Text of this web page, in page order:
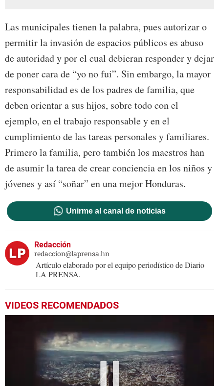
Las municipales tienen la palabra, pues autorizar o
permitir la invasión de espacios públicos es abuso
de autoridad y por el cual debieran responder y dejar
de poner cara de “yo no fui”. Sin embargo, la mayor
responsabilidad es de los padres de familia, que
deben orientar a sus hijos, sobre todo con el
ejemplo, en el trabajo responsable y en el
cumplimiento de las tareas personales y familiares.
Primero la familia, pero también los maestros han
de asumir la tarea de crear conciencia en los niños y
jóvenes y así “soñar” en una mejor Honduras.
Unirme al canal de noticias
Redacción
redaccion@laprensa.hn
Artículo elaborado por el equipo periodístico de Diario
LA PRENSA.
VIDEOS RECOMENDADOS